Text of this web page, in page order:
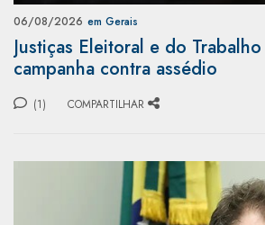
06/08/2026 em Gerais
Justiças Eleitoral e do
campanha contra assédio
(1) COMPARTILHAR